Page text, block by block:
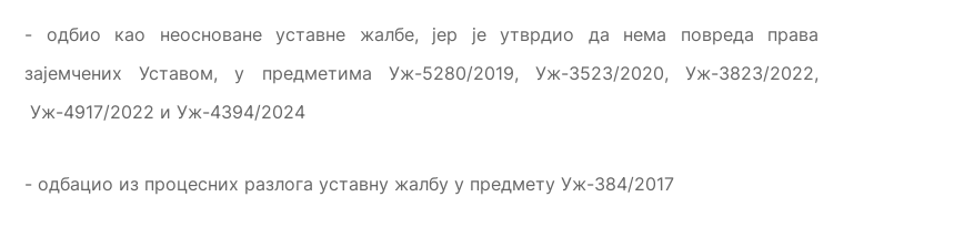
- одбио као неосноване уставне жалбе, јер је утврдио да нема повреда права
зајемчених Уставом, у предметима Уж-5280/2019, Уж-3523/2020, Уж-3823/2022,
Уж-4917/2022 и Уж-4394/2024
- одбацио из процесних разлога уставну жалбу у предмету Уж-384/2017